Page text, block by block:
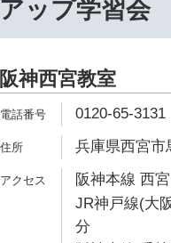
アップ学習会
阪神西宮教室
0120-65-3131
兵庫県西宮市
阪神本線 西
JR神戸線(大
分